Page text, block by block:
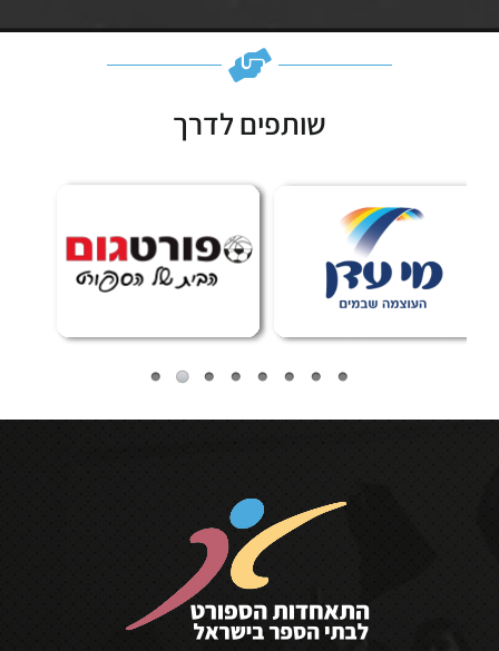
Subscribe
שותפים לדרך